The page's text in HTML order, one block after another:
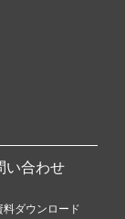
い合わせ
料ダウンロード